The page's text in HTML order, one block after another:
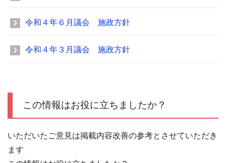
令和４年６月議会 施政方針
令和４年３月議会 施政方針
この情報はお役に立ちましたか？
いただいたご意見は掲載内容改善の参考とさせていただき
ます